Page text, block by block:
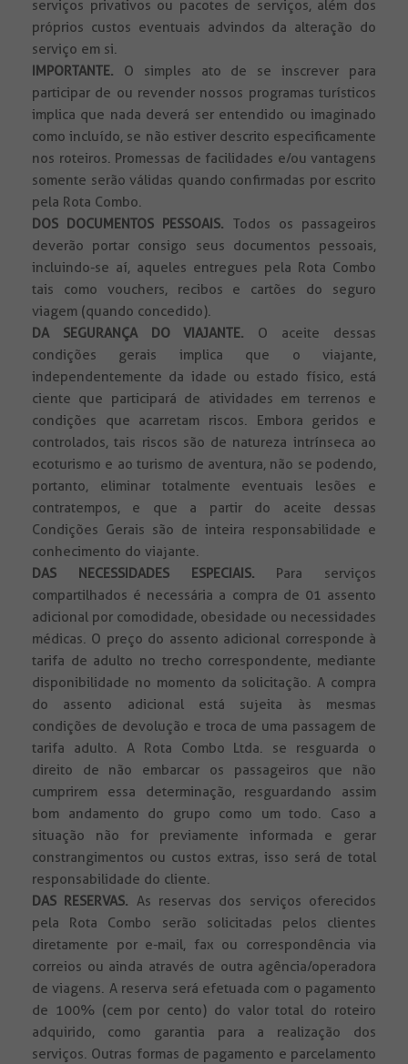
serviços privativos ou pacotes de serviços, além dos
próprios custos eventuais advindos da alteração do
serviço em si.
IMPORTANTE. O simples ato de se inscrever para
participar de ou revender nossos programas turísticos
implica que nada deverá ser entendido ou imaginado
como incluído, se não estiver descrito especificamente
nos roteiros. Promessas de facilidades e/ou vantagens
somente serão válidas quando confirmadas por escrito
pela Rota Combo.
DOS DOCUMENTOS PESSOAIS. Todos os passageiros
deverão portar consigo seus documentos pessoais,
incluindo-se aí, aqueles entregues pela Rota Combo
tais como vouchers, recibos e cartões do seguro
viagem (quando concedido).
DA SEGURANÇA DO VIAJANTE. O aceite dessas
condições gerais implica que o viajante,
independentemente da idade ou estado físico, está
ciente que participará de atividades em terrenos e
condições que acarretam riscos. Embora geridos e
controlados, tais riscos são de natureza intrínseca ao
ecoturismo e ao turismo de aventura, não se podendo,
portanto, eliminar totalmente eventuais lesões e
contratempos, e que a partir do aceite dessas
Condições Gerais são de inteira responsabilidade e
conhecimento do viajante.
DAS NECESSIDADES ESPECIAIS. Para serviços
compartilhados é necessária a compra de 01 assento
adicional por comodidade, obesidade ou necessidades
médicas. O preço do assento adicional corresponde à
tarifa de adulto no trecho correspondente, mediante
disponibilidade no momento da solicitação. A compra
do assento adicional está sujeita às mesmas
condições de devolução e troca de uma passagem de
tarifa adulto. A Rota Combo Ltda. se resguarda o
direito de não embarcar os passageiros que não
cumprirem essa determinação, resguardando assim
bom andamento do grupo como um todo. Caso a
situação não for previamente informada e gerar
constrangimentos ou custos extras, isso será de total
responsabilidade do cliente.
DAS RESERVAS. As reservas dos serviços oferecidos
pela Rota Combo serão solicitadas pelos clientes
diretamente por e-mail, fax ou correspondência via
correios ou ainda através de outra agência/operadora
de viagens. A reserva será efetuada com o pagamento
de 100% (cem por cento) do valor total do roteiro
adquirido, como garantia para a realização dos
serviços. Outras formas de pagamento e parcelamento